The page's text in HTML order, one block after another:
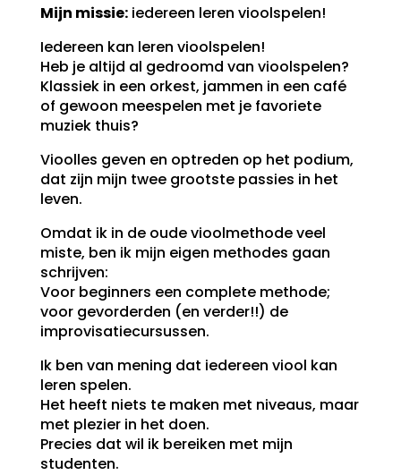
Mijn missie:iedereen leren vioolspelen!
Iedereen kan leren vioolspelen!
Heb je altijd al gedroomd van vioolspelen?
Klassiek in een orkest, jammen in een café
of gewoon meespelen met je favoriete
muziek thuis?
Vioolles geven en optreden op het podium,
dat zijn mijn twee grootste passies in het
leven.
Omdat ik in de oude vioolmethode veel
miste, ben ik mijn eigen methodes gaan
schrijven:
Voor beginners een complete methode;
voor gevorderden (en verder!!) de
improvisatiecursussen.
Ik ben van mening dat iedereen viool kan
leren spelen.
Het heeft niets te maken met niveaus, maar
met plezier in het doen.
Precies dat wil ik bereiken met mijn
studenten.